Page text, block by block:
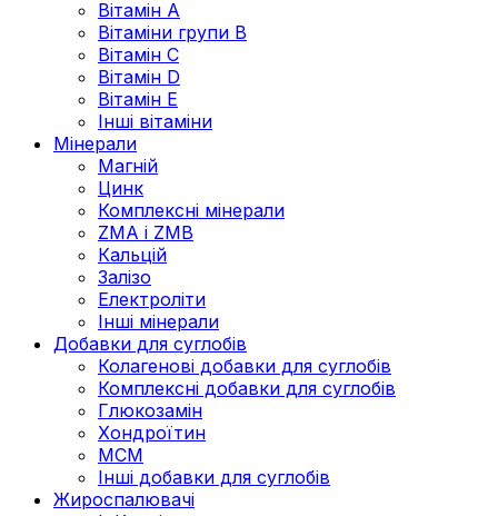
Вітамін А
Вітаміни групи В
Вітамін C
Вітамін D
Вітамін Е
Інші вітаміни
Мінерали
Магній
Цинк
Комплексні мінерали
ZMA і ZMB
Кальцій
Залізо
Електроліти
Інші мінерали
Добавки для суглобів
Колагенові добавки для суглобів
Комплексні добавки для суглобів
Глюкозамін
Хондроїтин
МСМ
Інші добавки для суглобів
Жироспалювачі